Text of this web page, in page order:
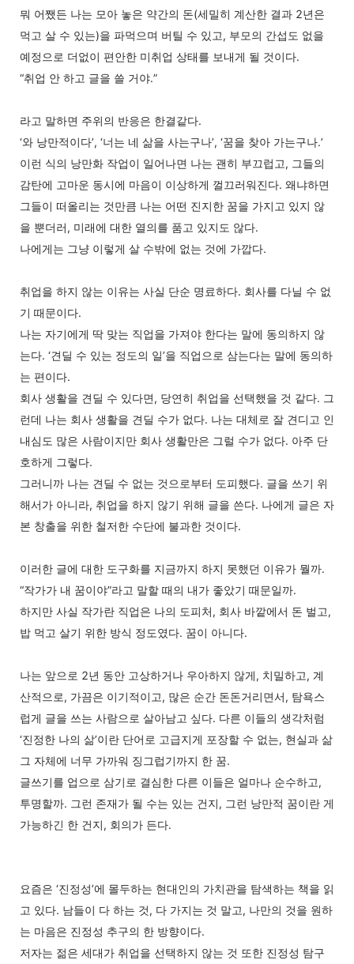
뭐 어쨌든 나는 모아 놓은 약간의 돈(세밀히 계산한 결과 2년은
먹고 살 수 있는)을 파먹으며 버틸 수 있고, 부모의 간섭도 없을
예정으로 더없이 편안한 미취업 상태를 보내게 될 것이다.
“취업 안 하고 글을 쓸 거야.”
라고 말하면 주위의 반응은 한결같다.
‘와 낭만적이다’, ‘너는 네 삶을 사는구나’, ‘꿈을 찾아 가는구나.’
이런 식의 낭만화 작업이 일어나면 나는 괜히 부끄럽고, 그들의
감탄에 고마운 동시에 마음이 이상하게 껄끄러워진다. 왜냐하면
그들이 떠올리는 것만큼 나는 어떤 진지한 꿈을 가지고 있지 않
을 뿐더러, 미래에 대한 열의를 품고 있지도 않다.
나에게는 그냥 이렇게 살 수밖에 없는 것에 가깝다.
취업을 하지 않는 이유는 사실 단순 명료하다. 회사를 다닐 수 없
기 때문이다.
나는 자기에게 딱 맞는 직업을 가져야 한다는 말에 동의하지 않
는다. ‘견딜 수 있는 정도의 일’을 직업으로 삼는다는 말에 동의하
는 편이다.
회사 생활을 견딜 수 있다면, 당연히 취업을 선택했을 것 같다. 그
런데 나는 회사 생활을 견딜 수가 없다. 나는 대체로 잘 견디고 인
내심도 많은 사람이지만 회사 생활만은 그럴 수가 없다. 아주 단
호하게 그렇다.
그러니까 나는 견딜 수 없는 것으로부터 도피했다. 글을 쓰기 위
해서가 아니라, 취업을 하지 않기 위해 글을 쓴다. 나에게 글은 자
본 창출을 위한 철저한 수단에 불과한 것이다.
이러한 글에 대한 도구화를 지금까지 하지 못했던 이유가 뭘까.
“작가가 내 꿈이야”라고 말할 때의 내가 좋았기 때문일까.
하지만 사실 작가란 직업은 나의 도피처, 회사 바깥에서 돈 벌고,
밥 먹고 살기 위한 방식 정도였다. 꿈이 아니다.
나는 앞으로 2년 동안 고상하거나 우아하지 않게, 치밀하고, 계
산적으로, 가끔은 이기적이고, 많은 순간 돈돈거리면서, 탐욕스
럽게 글을 쓰는 사람으로 살아남고 싶다. 다른 이들의 생각처럼
‘진정한 나의 삶’이란 단어로 고급지게 포장할 수 없는, 현실과 삶
그 자체에 너무 가까워 징그럽기까지 한 꿈.
글쓰기를 업으로 삼기로 결심한 다른 이들은 얼마나 순수하고,
투명할까. 그런 존재가 될 수는 있는 건지, 그런 낭만적 꿈이란 게
가능하긴 한 건지, 회의가 든다.
요즘은 ‘진정성’에 몰두하는 현대인의 가치관을 탐색하는 책을 읽
고 있다. 남들이 다 하는 것, 다 가지는 것 말고, 나만의 것을 원하
는 마음은 진정성 추구의 한 방향이다.
저자는 젊은 세대가 취업을 선택하지 않는 것 또한 진정성 탐구